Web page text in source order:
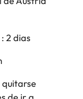
2 dias
quitarse